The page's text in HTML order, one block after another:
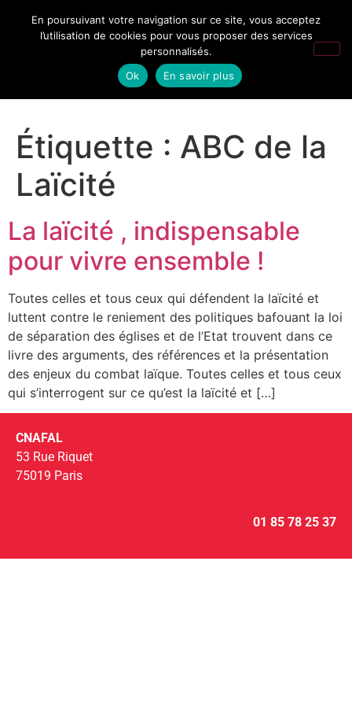
Étiquette : ABC de la
Laïcité
La laïcité , indispensable
pour vivre ensemble !
Toutes celles et tous ceux qui défendent la laïcité et
luttent contre le reniement des politiques bafouant la loi
de séparation des églises et de l’Etat trouvent dans ce
livre des arguments, des références et la présentation
des enjeux du combat laïque. Toutes celles et tous ceux
qui s’interrogent sur ce qu’est la laïcité et […]
CNAFAL
53 Rue Riquet
75019 Paris
01 85 78 25 37
En poursuivant votre navigation sur ce site, vous acceptez
l’utilisation de cookies pour vous proposer des services
personnalisés.
Ok
En savoir plus